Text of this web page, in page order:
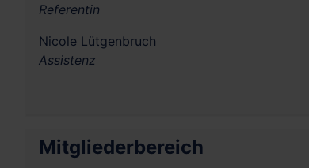
Referentin
Nicole Lütgenbruch
Assistenz
Mitgliederbereich